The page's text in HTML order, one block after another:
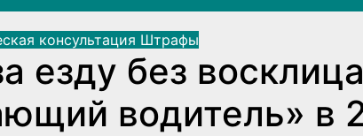
консультация Штрафы
езду без
водитель» в